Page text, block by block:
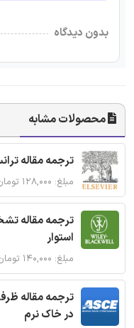
بدون دیدگاه
محصولات مشابه
ترجمه مقاله
مبلغ: ۱۲۸,۰۰۰ تومان
ترجمه مقاله
استوار
مبلغ: ۱۴۰,۰۰۰ تومان
ترجمه مقاله
در خاک نرم